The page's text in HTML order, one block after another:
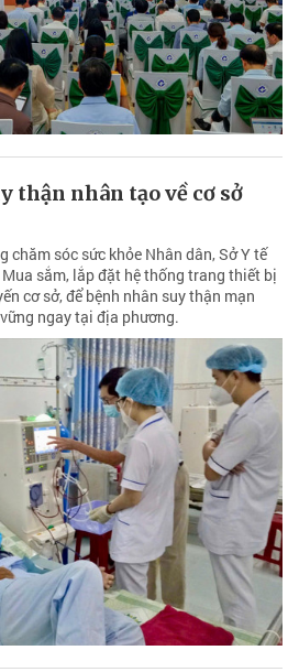
thận nhân tạo về cơ sở
chăm sóc sức khỏe Nhân dân, Sở Y tế
sắm, lắp đặt hệ thống trang thiết bị
cơ sở, để bệnh nhân suy thận mạn
ngay tại địa phương.